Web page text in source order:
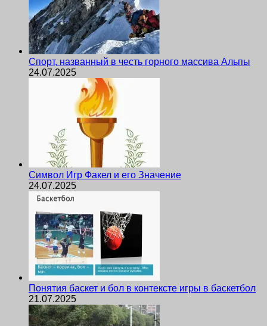
Спорт, названный в честь горного массива Альпы
24.07.2025
Символ Игр Факел и его Значение
24.07.2025
Понятия баскет и бол в контексте игры в баскетбол
21.07.2025